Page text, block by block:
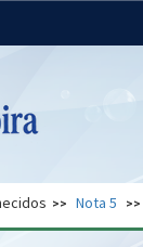
Gabinete de
Nota 5